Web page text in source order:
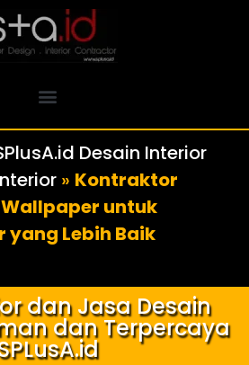
Desain Interior
» Kontraktor
untuk
yang Lebih Baik
dan Jasa Desain
dan Terpercaya